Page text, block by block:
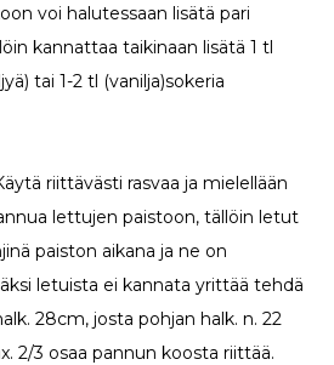
voi halutessaan lisätä pari
kannattaa taikinaan lisätä 1 tl
tai 1-2 tl (vanilja)sokeria
riittävästi rasvaa ja mielellään
lettujen paistoon, tällöin letut
paiston aikana ja ne on
letuista ei kannata yrittää tehdä
28cm, josta pohjan halk. n. 22
2/3 osaa pannun koosta riittää.